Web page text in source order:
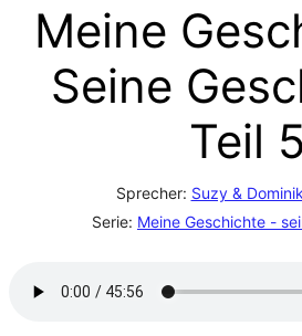
Meine
Seine
Teil 5
Sprecher: Suzy &
Serie: Meine Geschichte -